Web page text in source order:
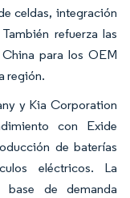
celdas, integración
refuerza las
para los OEM
región.
y Kia Corporation
con Exide
de baterías
eléctricos. La
base de demanda